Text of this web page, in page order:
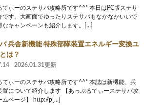
てぃーのステサバ攻略所です^^* 本日はPC版ステサ
です。大画面でゆったりステサバもなかなかいいで
なキャンペーンも紹介します。[…]
兵舎新機能 特殊部隊装置エネルギー変換ユ
は？
2026.01.31更新
てぃーのステサバ攻略所です^^* 本誌は新機能、兵
置について紹介します 【あっぷるてぃーステサバ攻
ムページ】 http://p[…]